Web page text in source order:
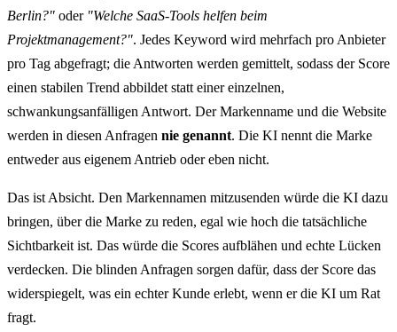
Berlin?" oder "Welche SaaS-Tools helfen beim
Projektmanagement?". Jedes Keyword wird mehrfach pro Anbieter
pro Tag abgefragt; die Antworten werden gemittelt, sodass der Score
einen stabilen Trend abbildet statt einer einzelnen,
schwankungsanfälligen Antwort. Der Markenname und die Website
werden in diesen Anfragen nie genannt. Die KI nennt die Marke
entweder aus eigenem Antrieb oder eben nicht.
Das ist Absicht. Den Markennamen mitzusenden würde die KI dazu
bringen, über die Marke zu reden, egal wie hoch die tatsächliche
Sichtbarkeit ist. Das würde die Scores aufblähen und echte Lücken
verdecken. Die blinden Anfragen sorgen dafür, dass der Score das
widerspiegelt, was ein echter Kunde erlebt, wenn er die KI um Rat
fragt.